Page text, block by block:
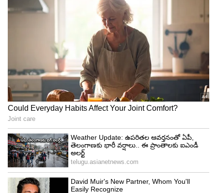
అదే సమయంలో సినిమా కాన్సెప్ట్ ని రిఫ్లెక్ట్ చేసేలా కార్టూన్‌
బొమ్మలతో ఒక బుక్‌ని తయారు చేశారు. అది చూసి పవన్‌
మురిసిపోయారు. చాలా ఎగ్జైట్‌. మీ పేరు ఏంటి అని
అడిగితే.. ఓజాస్‌ గాంభీర అని హీరో చెబుతాడు, అదే
సినిమా ఫస్ట్ షాట్‌ అని తెలిపారు సుజీత్‌. దీంతో పవన్‌
చాలా ఇంప్రెస్ట్ అయ్యాడు.